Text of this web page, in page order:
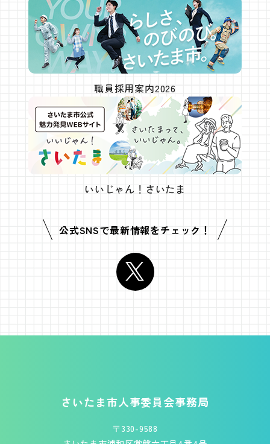
職員採用案内2026
いいじゃん！さいたま
公式SNSで最新情報をチェック！
さいたま市人事委員会事務局
〒330-9588